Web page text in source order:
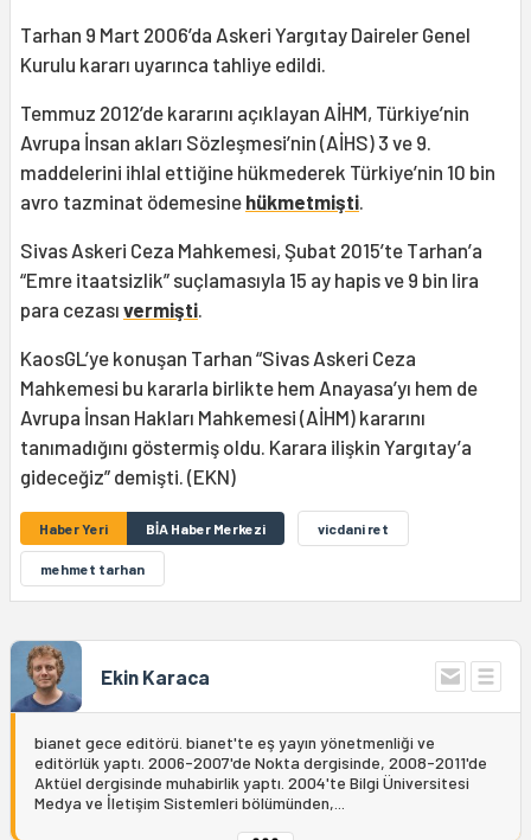
Tarhan 9 Mart 2006’da Askeri Yargıtay Daireler Genel
Kurulu kararı uyarınca tahliye edildi.
Temmuz 2012’de kararını açıklayan AİHM, Türkiye’nin
Avrupa İnsan akları Sözleşmesi’nin (AİHS) 3 ve 9.
maddelerini ihlal ettiğine hükmederek Türkiye’nin 10 bin
avro tazminat ödemesine hükmetmişti.
Sivas Askeri Ceza Mahkemesi, Şubat 2015’te Tarhan’a
“Emre itaatsizlik” suçlamasıyla 15 ay hapis ve 9 bin lira
para cezası vermişti.
KaosGL’ye konuşan Tarhan “Sivas Askeri Ceza
Mahkemesi bu kararla birlikte hem Anayasa’yı hem de
Avrupa İnsan Hakları Mahkemesi (AİHM) kararını
tanımadığını göstermiş oldu. Karara ilişkin Yargıtay’a
gideceğiz” demişti. (EKN)
Haber Yeri BİA Haber Merkezi vicdani ret
mehmet tarhan
Ekin Karaca
bianet gece editörü. bianet'te eş yayın yönetmenliği ve
editörlük yaptı. 2006-2007'de Nokta dergisinde, 2008-2011'de
Aktüel dergisinde muhabirlik yaptı. 2004'te Bilgi Üniversitesi
Medya ve İletişim Sistemleri bölümünden,...